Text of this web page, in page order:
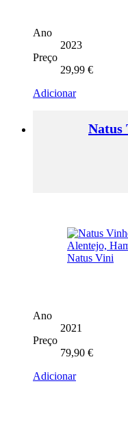
Ano
2023
Preço
29,99 €
Adicionar
Natus
Ano
2021
Preço
79,90 €
Adicionar